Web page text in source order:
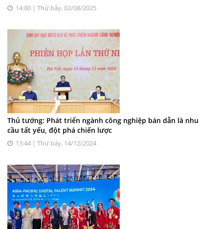
14:00 | Thứ bảy, 02/08/2025
Thủ tướng: Phát triển ngành công nghiệp bán dẫn là nhu
cầu tất yếu, đột phá chiến lược
13:44 | Thứ bảy, 14/12/2024